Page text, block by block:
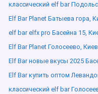
классический elf bar
Elf Bar Planet Батыева гора,
elf bar elfx pro Басейна 15,
Elf Bar Planet Голосеево, Киев
Elf Bar новые вкусы 2025
Elf Bar купить оптом
классический elf bar